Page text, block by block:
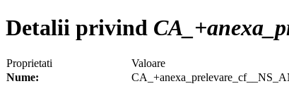
Detalii privind
Proprietati
Valoare
Nume: